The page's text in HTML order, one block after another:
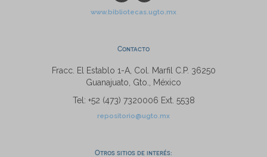
www.bibliotecas.ugto.mx
Contacto
Fracc. El Establo 1-A, Col. Marfil C.P. 36250
Guanajuato, Gto., México
Tel: +52 (473) 7320006 Ext. 5538
repositorio@ugto.mx
Otros sitios de interés: